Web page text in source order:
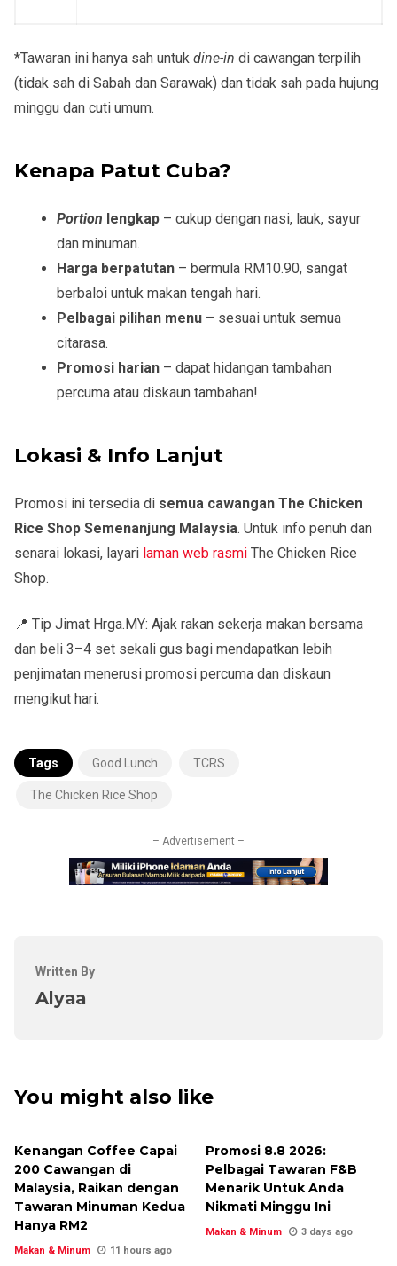
*Tawaran ini hanya sah untuk dine-in di cawangan terpilih
(tidak sah di Sabah dan Sarawak) dan tidak sah pada hujung
minggu dan cuti umum.
Kenapa Patut Cuba?
Portion lengkap – cukup dengan nasi, lauk, sayur
dan minuman.
Harga berpatutan – bermula RM10.90, sangat
berbaloi untuk makan tengah hari.
Pelbagai pilihan menu – sesuai untuk semua
citarasa.
Promosi harian – dapat hidangan tambahan
percuma atau diskaun tambahan!
Lokasi & Info Lanjut
Promosi ini tersedia di semua cawangan The Chicken
Rice Shop Semenanjung Malaysia. Untuk info penuh dan
senarai lokasi, layari laman web rasmi The Chicken Rice
Shop.
📍 Tip Jimat Hrga.MY: Ajak rakan sekerja makan bersama
dan beli 3–4 set sekali gus bagi mendapatkan lebih
penjimatan menerusi promosi percuma dan diskaun
mengikut hari.
Tags Good Lunch TCRS
The Chicken Rice Shop
– Advertisement –
Written By
Alyaa
You might also like
Kenangan Coffee Capai
200 Cawangan di
Malaysia, Raikan dengan
Tawaran Minuman Kedua
Hanya RM2
Makan & Minum 11 hours ago
Promosi 8.8 2026:
Pelbagai Tawaran F&B
Menarik Untuk Anda
Nikmati Minggu Ini
Makan & Minum 3 days ago